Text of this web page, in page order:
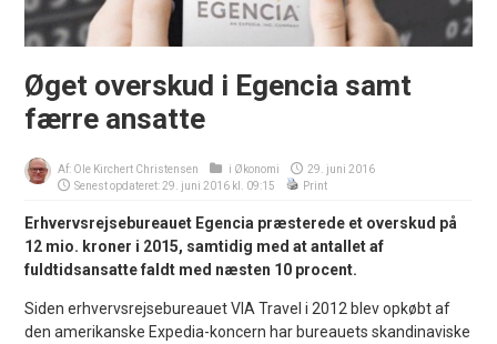
Øget overskud i Egencia samt
færre ansatte
Af: Ole Kirchert Christensen i Økonomi
29. juni 2016
Senest opdateret: 29. juni 2016 kl. 09:15
Print
Erhvervsrejsebureauet Egencia præsterede et overskud på
12 mio. kroner i 2015, samtidig med at antallet af
fuldtidsansatte faldt med næsten 10 procent.
Siden erhvervsrejsebureauet VIA Travel i 2012 blev opkøbt af
den amerikanske Expedia-koncern har bureauets skandinaviske